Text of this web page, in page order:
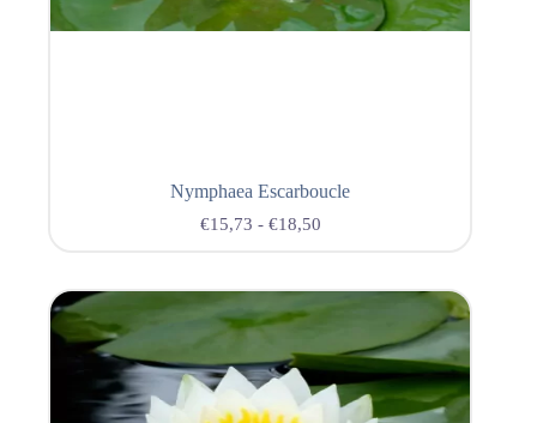
Nymphaea Escarboucle
€15,73 - €18,50